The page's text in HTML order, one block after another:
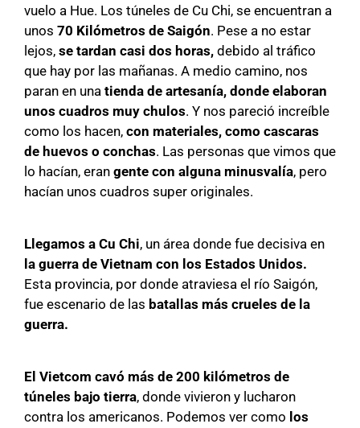
vuelo a Hue. Los túneles de Cu Chi, se encuentran a
unos 70 Kilómetros de Saigón. Pese a no estar
lejos, se tardan casi dos horas,debido al tráfico
que hay por las mañanas. A medio camino, nos
paran en una tienda de artesanía, donde elaboran
unos cuadros muy chulos. Y nos pareció increíble
como los hacen, con materiales, como cascaras
de huevos o conchas. Las personas que vimos que
lo hacían, eran gente con alguna minusvalía, pero
hacían unos cuadros super originales.
Llegamos a Cu Chi, un área donde fue decisiva en
la guerra de Vietnam con los Estados Unidos.
Esta provincia, por donde atraviesa el río Saigón,
fue escenario de las batallas más crueles de la
guerra.
El Vietcom cavó más de 200 kilómetros de
túneles bajo tierra, donde vivieron y lucharon
contra los americanos. Podemos ver como los